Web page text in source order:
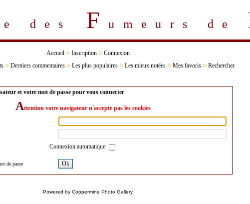
des Fumeurs de
Accueil Inscription
Connexion
Derniers commentaires Les plus populaires Les mieux notées Mes favoris Rechercher
et votre mot de passe pour vous connecter
Attention votre navigateur n'accepte pas les cookies
Connexion automatique
de passe Ok
Powered by Coppermine Photo Gallery